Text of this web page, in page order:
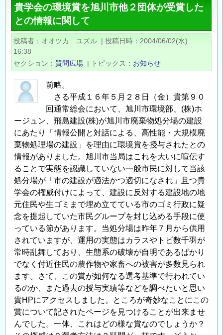
ー
ト
構
造
物
の
表
面
護
工
の
貴学会の環境賞を旭川市他２団体が受賞した
との情報に関して
投稿者 オオツカ ユズル | 投稿日時
2004/06/02(水)
16:38
セクション
質問広場 | トピックス お知らせ
前略。
さる平成１６年５月２８日（金）貴第９０
回通常総会において、旭川市環境部、(株)ホ
ージュン、飛島建設(株)が旭川市廃棄物処分場の建設
にあたり「情報公開と対話による、高性能・大規模廃
棄物処理場の建設」を理由に環境賞を授与されたとの
情報がありました。旭川市当局はこれを大いに喧伝す
ることで実態を認識していない一般市民に対して当該
処分場が「市の建設が適法かつ適切になされ」且つ貴
学会の権威付けによって、建設に反対する建設地の地
元住民や生ゴミまで埋め立てている市のゴミ行政に疑
念を提起していた市民グループを封じ込める手段に使
っている節があります。当処分場は昨年７月から供用
されていますが、運用の実態はカラスやトビ数千羽が
常時乱舞しており、生態系の破壊が自明であるばかり
でなく付近住民の農作物や家畜への被害が多数見られ
ます。さて、この賞が如何なる選考基準で行われてい
るのか、また過去の授与実績等などを調べたいと思い
貴HPにアクセスしました。ところが奇妙なことにこの
賞について記されたページを見つけることが出来ませ
んでした。一体、これはどの様な賞なのでしょうか？